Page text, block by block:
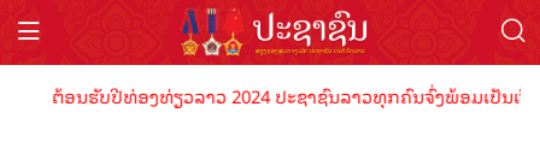
ຕ້ອນຮັບປີທ່ອງທ່ຽວລາວ 2024 ປະຊາຊົນລາວທຸກຄົນຈົ່ງພ້ອມເປັນເຈົ້